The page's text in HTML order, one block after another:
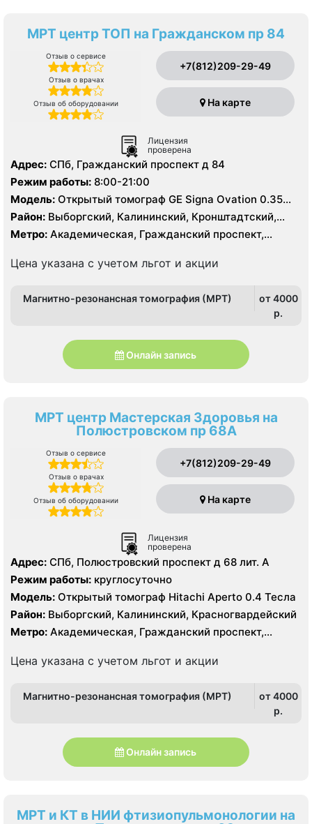
МРТ центр ТОП на Гражданском пр 84
Отзыв о сервисе
Отзыв о врачах
Отзыв об оборудовании
+7(812)209-29-49
На карте
Лицензия
проверена
Адрес: СПб, Гражданский проспект д 84
Режим работы: 8:00-21:00
Модель: Открытый томограф GЕ Signa Ovation 0.35
Тесла, УЗИ
Район: Выборгский, Калининский, Кронштадтский,
Курортный, Ленинградская область
Метро: Академическая, Гражданский проспект,
Мужества, Политехническая, Проспект Просвещения
Цена указана с учетом льгот и акции
Магнитно-резонансная томография (МРТ)
от 4000
p.
Онлайн запись
МРТ центр Мастерская Здоровья на
Полюстровском пр 68А
Отзыв о сервисе
Отзыв о врачах
Отзыв об оборудовании
+7(812)209-29-49
На карте
Лицензия
проверена
Адрес: СПб, Полюстровский проспект д 68 лит. А
Режим работы: круглосуточно
Модель: Открытый томограф Hitachi Aperto 0.4 Тесла
Район: Выборгский, Калининский, Красногвардейский
Метро: Академическая, Гражданский проспект,
Мужества, Политехническая
Цена указана с учетом льгот и акции
Магнитно-резонансная томография (МРТ)
от 4000
p.
Онлайн запись
МРТ и КТ в НИИ фтизиопульмонологии на